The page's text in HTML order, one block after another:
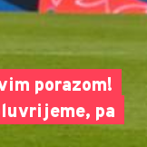
porazom!
pa